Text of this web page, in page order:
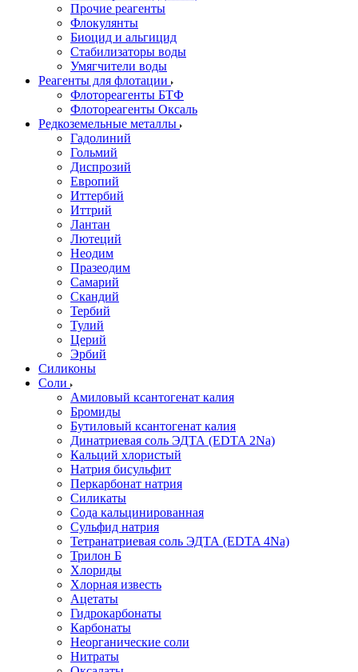
Прочие реагенты
Флокулянты
Биоцид и альгицид
Стабилизаторы воды
Умягчители воды
Реагенты для флотации
Флотореагенты БТФ
Флотореагенты Оксаль
Редкоземельные металлы
Гадолиний
Гольмий
Диспрозий
Европий
Иттербий
Иттрий
Лантан
Лютеций
Неодим
Празеодим
Самарий
Скандий
Тербий
Тулий
Церий
Эрбий
Силиконы
Соли
Амиловый ксантогенат калия
Бромиды
Бутиловый ксантогенат калия
Динатриевая соль ЭДТА (EDTA 2Na)
Кальций хлористый
Натрия бисульфит
Перкарбонат натрия
Силикаты
Сода кальцинированная
Сульфид натрия
Тетранатриевая соль ЭДТА (EDTA 4Na)
Трилон Б
Хлориды
Хлорная известь
Ацетаты
Гидрокарбонаты
Карбонаты
Неорганические соли
Нитраты